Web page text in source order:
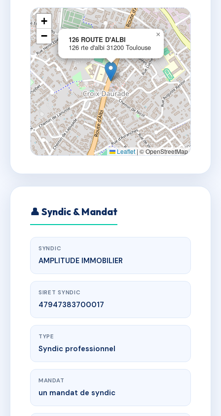
126 ROUTE D'ALBI
126 rte d'albi 31200 Toulouse
×
+
−
Leaflet | © OpenStreetMap
👤 Syndic & Mandat
SYNDIC
AMPLITUDE IMMOBILIER
SIRET SYNDIC
47947383700017
TYPE
Syndic professionnel
MANDAT
un mandat de syndic